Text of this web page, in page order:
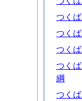
つく
つく
つく
つく
綱
つく